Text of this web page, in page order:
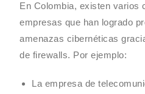
En Colombia, existen varios
empresas que han logrado
amenazas cibernéticas
de firewalls. Por ejemplo:
La empresa de